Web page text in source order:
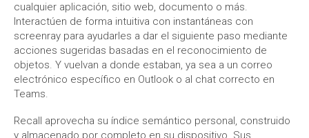
cualquier aplicación, sitio web, documento o más.
Interactúen de forma intuitiva con instantáneas con
screenray para ayudarles a dar el siguiente paso mediante
acciones sugeridas basadas en el reconocimiento de
objetos. Y vuelvan a donde estaban, ya sea a un correo
electrónico específico en Outlook o al chat correcto en
Teams.
Recall aprovecha su índice semántico personal, construido
y almacenado por completo en su dispositivo. Sus